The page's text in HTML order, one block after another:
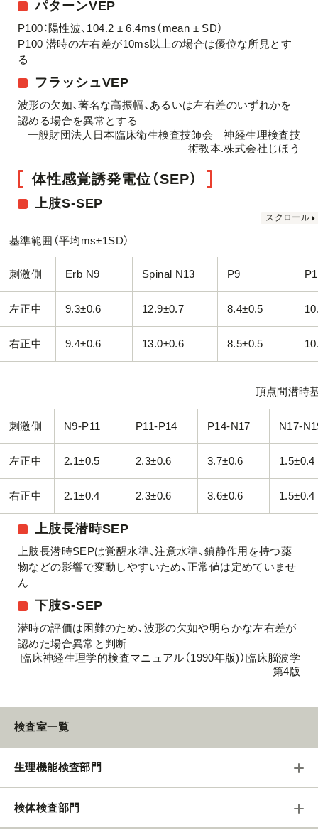
パターンVEP
P100：陽性波、104.2 ± 6.4ms（mean ± SD）
P100 潜時の左右差が10ms以上の場合は優位な所見とす
る
フラッシュVEP
波形の欠如、著名な高振幅、あるいは左右差のいずれかを
認める場合を異常とする
一般財団法人日本臨床衛生検査技師会 神経生理検査技
術教本.株式会社じほう
体性感覚誘発電位（SEP）
上肢S-SEP
基準範囲（平均ms±1SD）
刺激側 Erb N9 Spinal N13 P9
左正中 9.3±0.6 12.9±0.7 8.4±0.5
右正中 9.4±0.6 13.0±0.6 8.5±0.5
頂点間潜時
刺激側 N9‐P11 P11-P14 P14-N17 N17-
左正中 2.1±0.5 2.3±0.6 3.7±0.6 1.5±0.4
右正中 2.1±0.4 2.3±0.6 3.6±0.6 1.5±0.4
上肢長潜時SEP
上肢長潜時SEPは覚醒水準、注意水準、鎮静作用を持つ薬
物などの影響で変動しやすいため、正常値は定めていませ
ん
下肢S-SEP
潜時の評価は困難のため、波形の欠如や明らかな左右差が
認めた場合異常と判断
臨床神経生理学的検査マニュアル（1990年版)）臨床脳波学
第4版
検査室一覧
生理機能検査部門
検体検査部門